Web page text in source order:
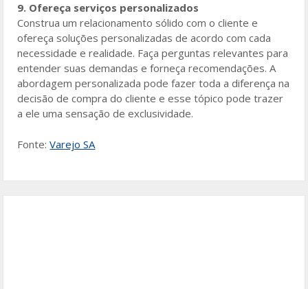
9. Ofereça serviços personalizados
Construa um relacionamento sólido com o cliente e
ofereça soluções personalizadas de acordo com cada
necessidade e realidade. Faça perguntas relevantes para
entender suas demandas e forneça recomendações. A
abordagem personalizada pode fazer toda a diferença na
decisão de compra do cliente e esse tópico pode trazer
a ele uma sensação de exclusividade.
Fonte:Varejo SA